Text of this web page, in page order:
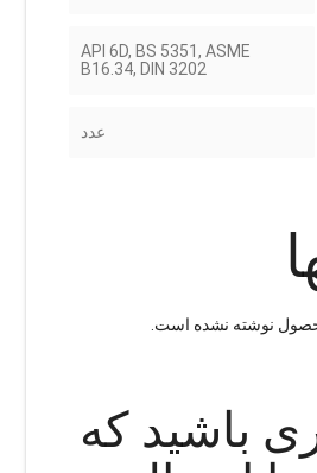
API 6D, BS 5351, ASME
B16.34, DIN 3202
عدد
نوشته نشده است.
باشید که